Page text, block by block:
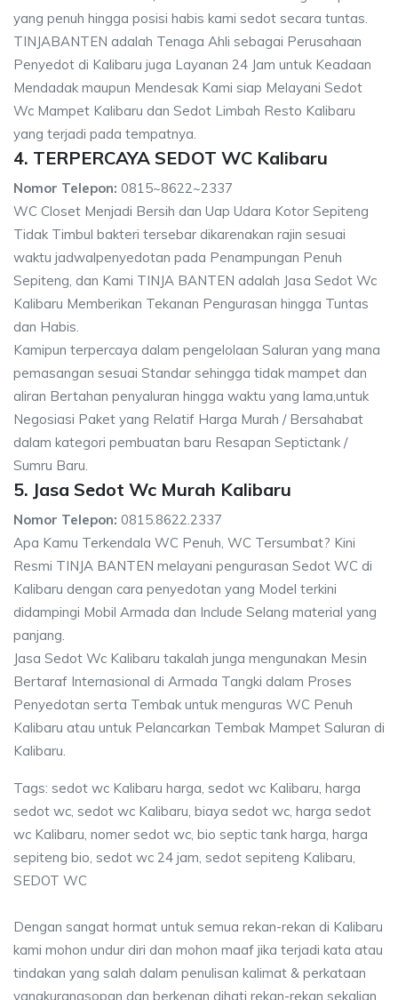
yang penuh hingga posisi habis kami sedot secara tuntas.
TINJABANTEN adalah Tenaga Ahli sebagai Perusahaan
Penyedot di Kalibaru juga Layanan 24 Jam untuk Keadaan
Mendadak maupun Mendesak Kami siap Melayani Sedot
Wc Mampet Kalibaru dan Sedot Limbah Resto Kalibaru
yang terjadi pada tempatnya.
4. TERPERCAYA SEDOT WC Kalibaru
Nomor Telepon: 0815~8622~2337
WC Closet Menjadi Bersih dan Uap Udara Kotor Sepiteng
Tidak Timbul bakteri tersebar dikarenakan rajin sesuai
waktu jadwalpenyedotan pada Penampungan Penuh
Sepiteng, dan Kami TINJA BANTEN adalah Jasa Sedot Wc
Kalibaru Memberikan Tekanan Pengurasan hingga Tuntas
dan Habis.
Kamipun terpercaya dalam pengelolaan Saluran yang mana
pemasangan sesuai Standar sehingga tidak mampet dan
aliran Bertahan penyaluran hingga waktu yang lama,untuk
Negosiasi Paket yang Relatif Harga Murah / Bersahabat
dalam kategori pembuatan baru Resapan Septictank /
Sumru Baru.
5. Jasa Sedot Wc Murah Kalibaru
Nomor Telepon: 0815.8622.2337
Apa Kamu Terkendala WC Penuh, WC Tersumbat? Kini
Resmi TINJA BANTEN melayani pengurasan Sedot WC di
Kalibaru dengan cara penyedotan yang Model terkini
didampingi Mobil Armada dan Include Selang material yang
panjang.
Jasa Sedot Wc Kalibaru takalah junga mengunakan Mesin
Bertaraf Internasional di Armada Tangki dalam Proses
Penyedotan serta Tembak untuk menguras WC Penuh
Kalibaru atau untuk Pelancarkan Tembak Mampet Saluran di
Kalibaru.
Tags: sedot wc Kalibaru harga, sedot wc Kalibaru, harga
sedot wc, sedot wc Kalibaru, biaya sedot wc, harga sedot
wc Kalibaru, nomer sedot wc, bio septic tank harga, harga
sepiteng bio, sedot wc 24 jam, sedot sepiteng Kalibaru,
SEDOT WC
Dengan sangat hormat untuk semua rekan-rekan di Kalibaru
kami mohon undur diri dan mohon maaf jika terjadi kata atau
tindakan yang salah dalam penulisan kalimat & perkataan
yangkurangsopan dan berkenan dihati rekan-rekan sekalian